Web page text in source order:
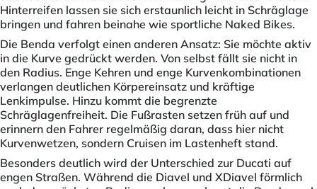
Hinterreifen lassen sie sich erstaunlich leicht in Schräglage
bringen und fahren beinahe wie sportliche Naked Bikes.
Die Benda verfolgt einen anderen Ansatz: Sie möchte aktiv
in die Kurve gedrückt werden. Von selbst fällt sie nicht in
den Radius. Enge Kehren und enge Kurvenkombinationen
verlangen deutlichen Körpereinsatz und kräftige
Lenkimpulse. Hinzu kommt die begrenzte
Schräglagenfreiheit. Die Fußrasten setzen früh auf und
erinnern den Fahrer regelmäßig daran, dass hier nicht
Kurvenwetzen, sondern Cruisen im Lastenheft stand.
Besonders deutlich wird der Unterschied zur Ducati auf
engen Straßen. Während die Diavel und XDiavel förmlich